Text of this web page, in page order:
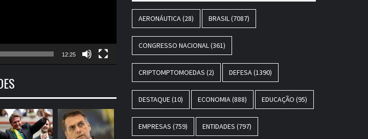
12:25
AERONÁUTICA (28) BRASIL (7087)
CONGRESSO NACIONAL (361)
CRIPTOMPTOMOEDAS (2) DEFESA (1390)
DESTAQUE(10) ECONOMIA (888) EDUCAÇÃO (95)
EMPRESAS (759) ENTIDADES (797)